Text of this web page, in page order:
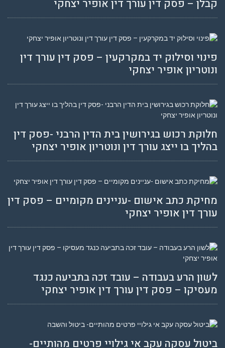
קבלן – פסק דין עורך דין אופיר יצחקי
פינוי וסילוק יד במקרקעין – פסק דין עורך דין
ונוטריון אופיר יצחקי
חלוקת רכוש בגירושין בית הדין הרבני -פסק דין
בהליך בו ייצג עורך דין ונוטריון אופיר יצחקי
מחיקת כתב אישום -עניינים מקומיים – פסק דין
עורך דין אופיר יצחקי
לשון הרע בעבודה – עובד זכה בתביעה כנגד
מעסיקו – פסק דין עורך דין אופיר יצחקי
ביטול עסקה עקב אי גילויי פרטים מהותיים-